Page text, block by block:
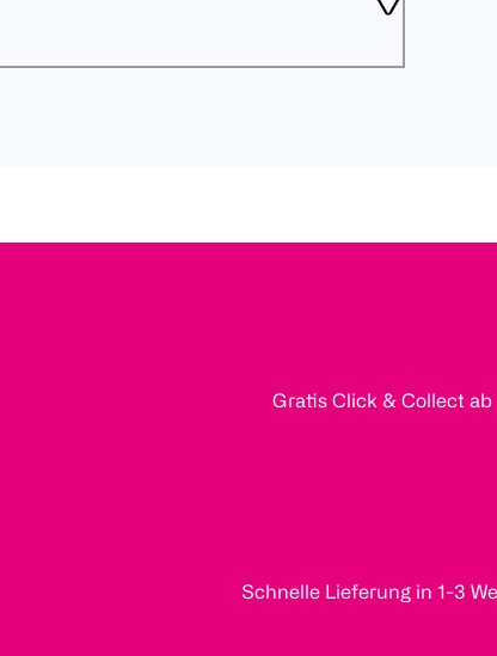
Gratis Click & Collect ab
Schnelle Lieferung in 1-3